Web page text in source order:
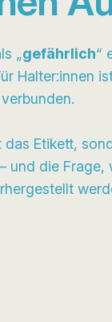
„gefährlich“
Halter:innen
Etikett,
– und die Frage,